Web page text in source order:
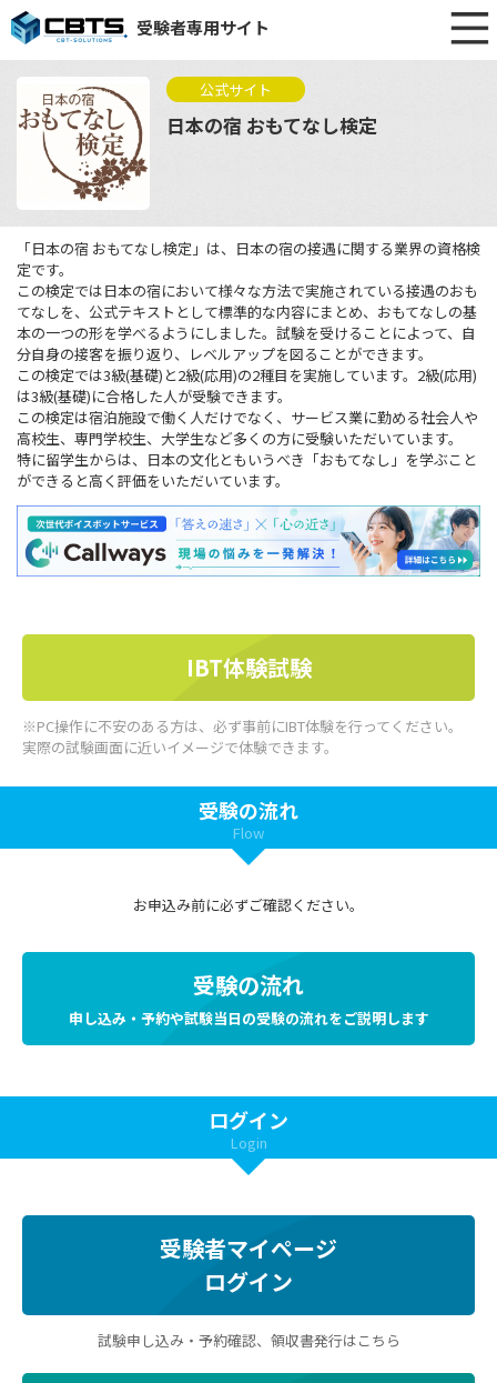
受験者専用サイト
公式サイト
日本の宿 おもてなし検定
「日本の宿 おもてなし検定」は、日本の宿の接遇に関する業界の資格検
定です。
この検定では日本の宿において様々な方法で実施されている接遇のおも
てなしを、公式テキストとして標準的な内容にまとめ、おもてなしの基
本の一つの形を学べるようにしました。試験を受けることによって、自
分自身の接客を振り返り、レベルアップを図ることができます。
この検定では3級(基礎)と2級(応用)の2種目を実施しています。2級(応用)
は3級(基礎)に合格した人が受験できます。
この検定は宿泊施設で働く人だけでなく、サービス業に勤める社会人や
高校生、専門学校生、大学生など多くの方に受験いただいています。
特に留学生からは、日本の文化ともいうべき「おもてなし」を学ぶこと
ができると高く評価をいただいています。
IBT体験試験
※PC操作に不安のある方は、必ず事前にIBT体験を行ってください。
実際の試験画面に近いイメージで体験できます。
受験の流れ
Flow
お申込み前に必ずご確認ください。
受験の流れ
申し込み・予約や試験当日の受験の流れをご説明します
ログイン
Login
受験者マイページ
ログイン
試験申し込み・予約確認、領収書発行はこちら